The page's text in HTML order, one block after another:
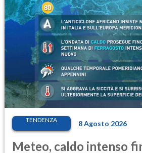
TENDENZA 8 Agosto 2026
Meteo, caldo intenso